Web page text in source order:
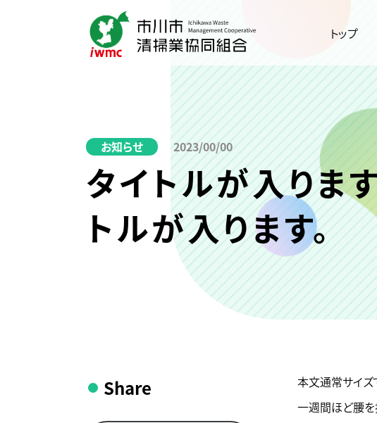
トップ
お知らせ 2023/00/00
タイトルが入りま
トルが入ります。
Share
本文通常サイズ
一週間ほど腰を